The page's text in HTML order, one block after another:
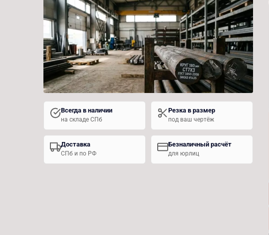
Всегда в наличии
на складе СПб
Резка в размер
под ваш чертёж
Доставка
СПб и по РФ
Безналичный расчёт
для юрлиц